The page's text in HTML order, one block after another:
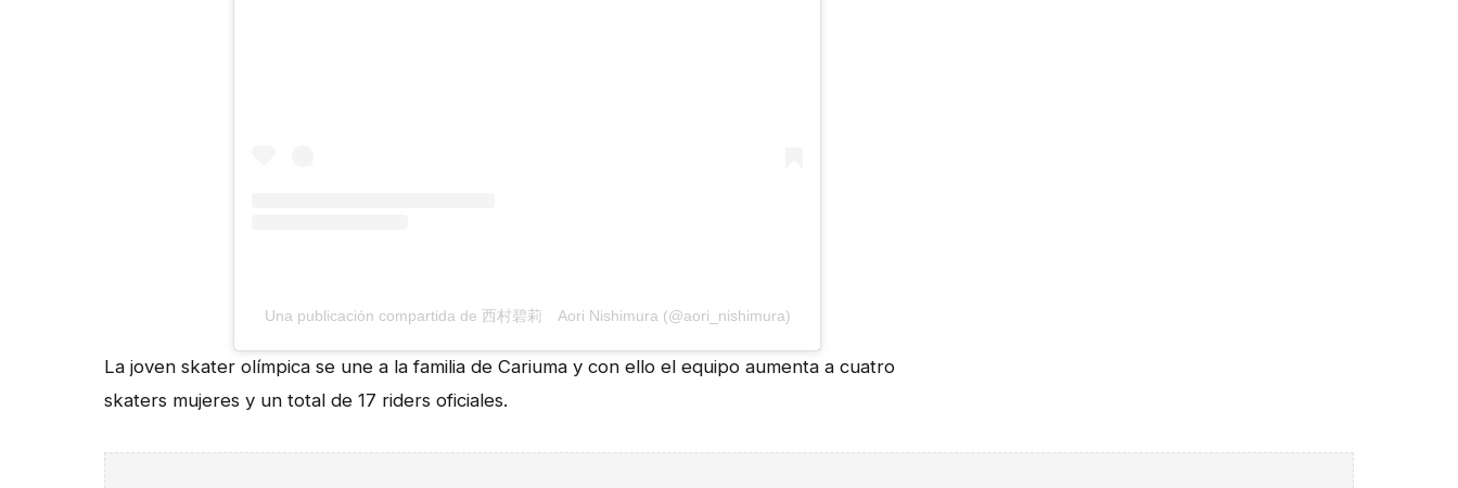
Una publicación compartida de 西村碧莉 Aori Nishimura (@aori_nishimura)
La joven skater olímpica se une a la familia de Cariuma y con ello el equipo aumenta a cuatro
skaters mujeres y un total de 17 riders oficiales.